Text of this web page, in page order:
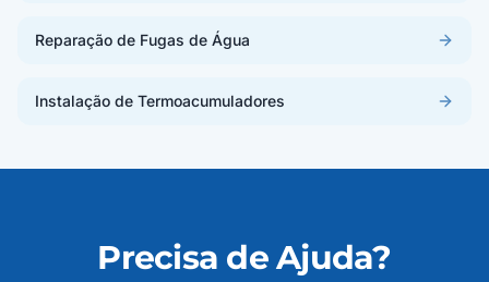
Reparação de Fugas de Água
Instalação de Termoacumuladores
Precisa de Ajuda?